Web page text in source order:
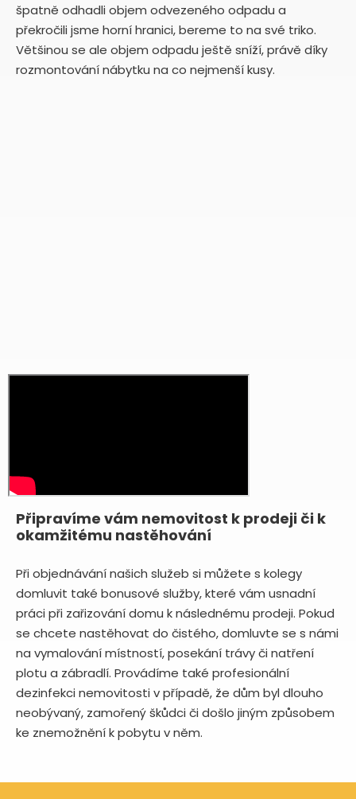
špatně odhadli objem odvezeného odpadu a
překročili jsme horní hranici, bereme to na své triko.
Většinou se ale objem odpadu ještě sníží, právě díky
rozmontování nábytku na co nejmenší kusy.
Připravíme vám nemovitost k prodeji či k
okamžitému nastěhování
Při objednávání našich služeb si můžete s kolegy
domluvit také bonusové služby, které vám usnadní
práci při zařizování domu k následnému prodeji. Pokud
se chcete nastěhovat do čistého, domluvte se s námi
na vymalování místností, posekání trávy či natření
plotu a zábradlí. Provádíme také profesionální
dezinfekci nemovitosti v případě, že dům byl dlouho
neobývaný, zamořený škůdci či došlo jiným způsobem
ke znemožnění k pobytu v něm.